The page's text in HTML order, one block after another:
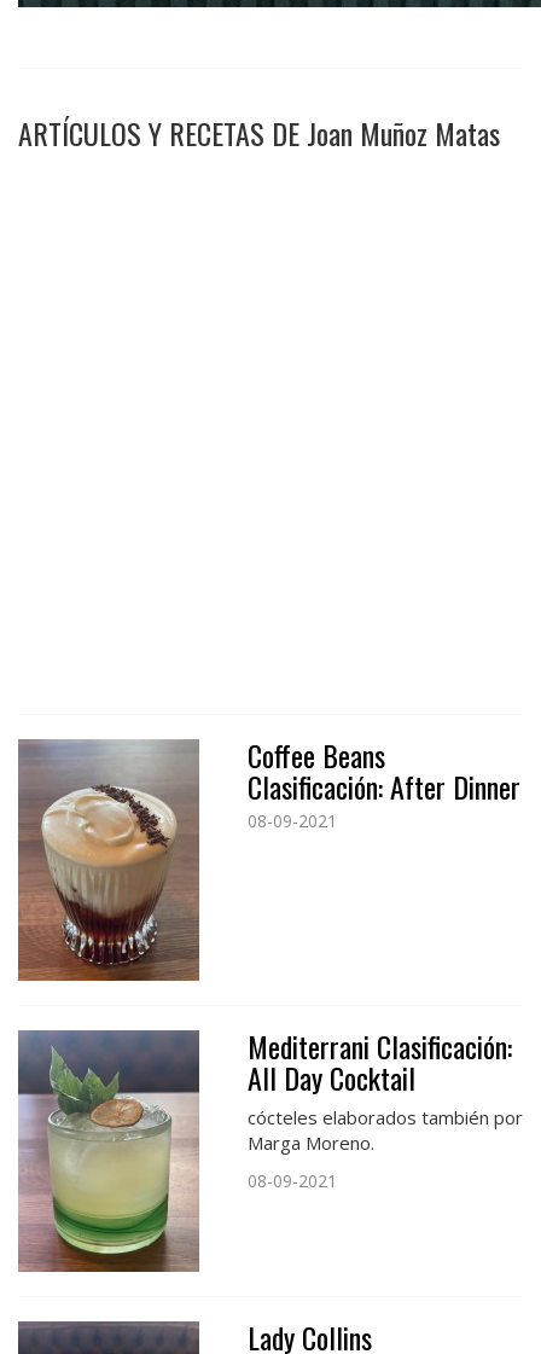
ARTÍCULOS Y RECETAS DE Joan Muñoz Matas
Coffee Beans
Clasificación: After Dinner
08-09-2021
Mediterrani Clasificación:
All Day Cocktail
cócteles elaborados también por
Marga Moreno.
08-09-2021
Lady Collins